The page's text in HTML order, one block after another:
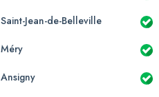
Saint-Jean-de-Belleville
Méry
Ansigny